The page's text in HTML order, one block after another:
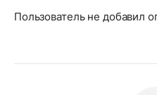
Пользователь не добавил